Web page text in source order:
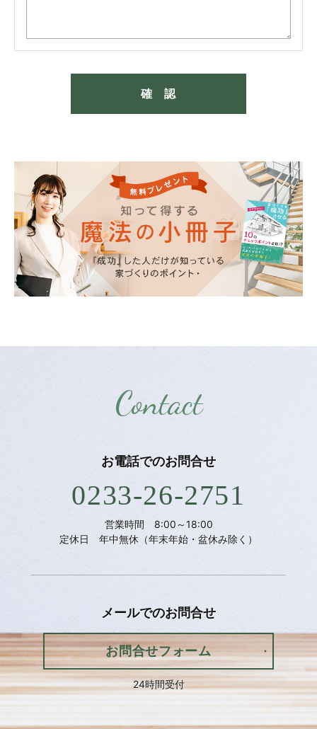
Contact
お電話でのお問合せ
0233-26-2751
営業時間 8:00～18:00
定休日 年中無休（年末年始・盆休み除く）
メールでのお問合せ
お問合せフォーム
24時間受付